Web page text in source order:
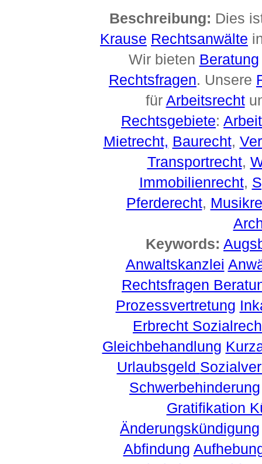
Beschreibung: Dies
Krause Rechtsanwälte
Wir bieten Beratung
Rechtsfragen. Unsere
für Arbeitsrecht
Rechtsgebiete:
Mietrecht, Baurecht,
Transportrecht,
Immobilienrecht,
Pferderecht,
Keywords:
Anwaltskanzlei
Rechtsfragen
Prozessvertretung
Erbrecht
Gleichbehandlung
Urlaubsgeld
Schwerbehinderung
Gratifikation
Änderungskündigung
Abfindung